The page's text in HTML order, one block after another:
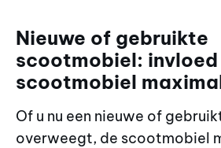
Nieuwe of gebruikte
scootmobiel: invloed
scootmobiel
Of u nu een nieuwe of
overweegt, de scootmobiel